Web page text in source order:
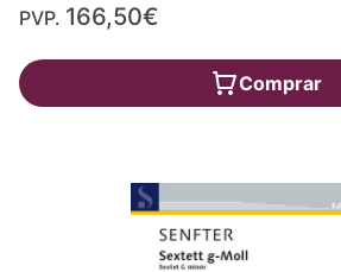
PVP. 166,50€
Comprar